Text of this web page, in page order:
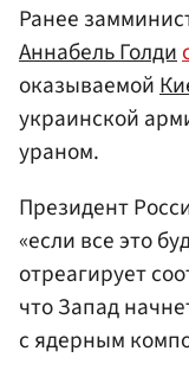
Ранее
Аннабель Голди
оказываемой
украинской
ураном.
Президент
«если все это
отреагирует
что Запад
с ядерным